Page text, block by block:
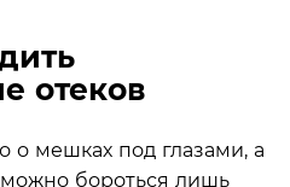
отеков
о мешках под глазами, а
бороться лишь